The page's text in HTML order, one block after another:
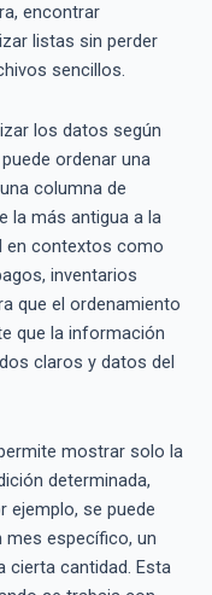
encontrar
listas sin perder
sencillos.
los datos según
ordenar una
columna de
la más antigua a la
en contextos como
inventarios
que el ordenamiento
que la información
claros y datos del
mostrar solo la
determinada,
ejemplo, se puede
mes específico, un
cantidad. Esta